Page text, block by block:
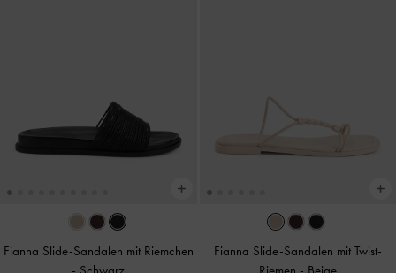
Fianna Slide-Sandalen mit Riemchen
Fianna Slide-Sandalen mit Twist-